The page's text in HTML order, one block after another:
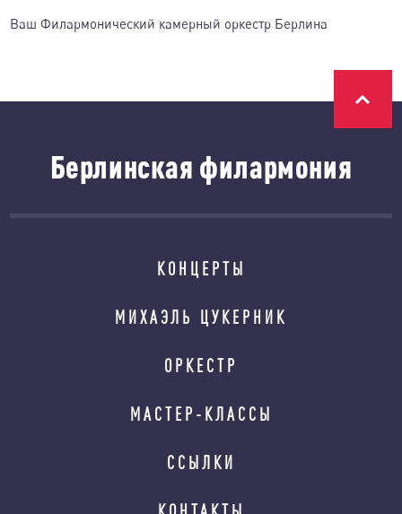
Ваш Филармонический камерный оркестр Берлина
Берлинская филармония
КОНЦЕРТЫ
МИХАЭЛЬ ЦУКЕРНИК
ОРКЕСТР
МАСТЕР-КЛАССЫ
ССЫЛКИ